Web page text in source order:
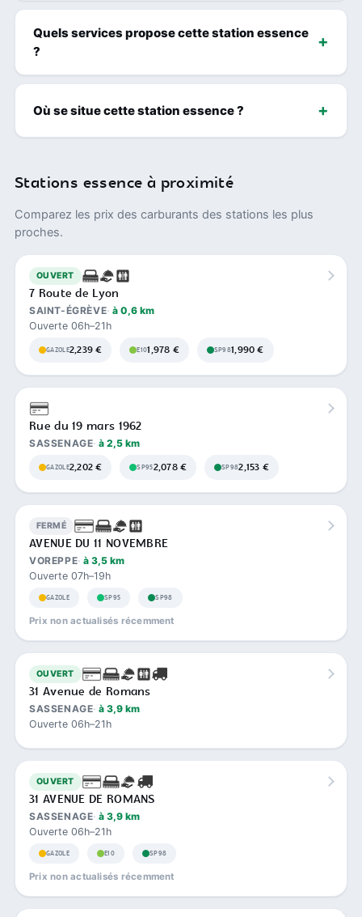
Quels services propose cette station essence
?
Où se situe cette station essence ?
Stations essence à proximité
Comparez les prix des carburants des stations les plus
proches.
OUVERT
7 Route de Lyon
SAINT-ÉGRÈVE à 0,6 km
Ouverte 06h–21h
GAZOLE2,239 € E101,978 € SP981,990 €
Rue du 19 mars 1962
SASSENAGE à 2,5 km
GAZOLE2,202 € SP952,078 € SP982,153 €
FERMÉ
AVENUE DU 11 NOVEMBRE
VOREPPE à 3,5 km
Ouverte 07h–19h
GAZOLE SP95 SP98
Prix non actualisés récemment
OUVERT
31 Avenue de Romans
SASSENAGE à 3,9 km
Ouverte 06h–21h
OUVERT
31 AVENUE DE ROMANS
SASSENAGE à 3,9 km
Ouverte 06h–21h
GAZOLE E10 SP98
Prix non actualisés récemment